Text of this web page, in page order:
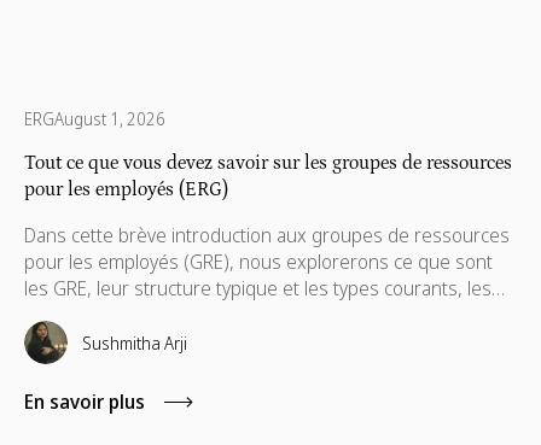
ERGAugust 1, 2026
Tout ce que vous devez savoir sur les groupes de ressources
pour les employés (ERG)
Dans cette brève introduction aux groupes de ressources
pour les employés (GRE), nous explorerons ce que sont
les GRE, leur structure typique et les types courants, les
défis auxquels sont confrontés les constructeurs de GRE
et les activités des GRE pour relever certains de leurs défis
les plus urgents.
Sushmitha Arji
En savoir plus